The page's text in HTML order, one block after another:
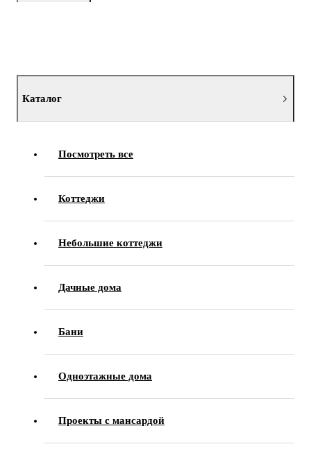
Каталог
Посмотреть все
Коттеджи
Небольшие коттеджи
Дачные дома
Бани
Одноэтажные дома
Проекты с мансардой